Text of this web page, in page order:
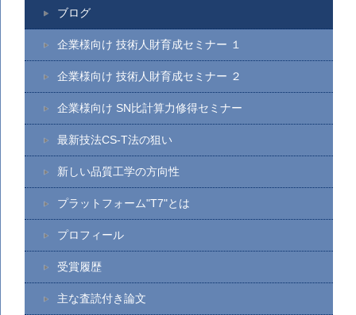
ブログ
企業様向け 技術人財育成セミナー １
企業様向け 技術人財育成セミナー ２
企業様向け SN比計算力修得セミナー
最新技法CS-T法の狙い
新しい品質工学の方向性
プラットフォーム"T7"とは
プロフィール
受賞履歴
主な査読付き論文